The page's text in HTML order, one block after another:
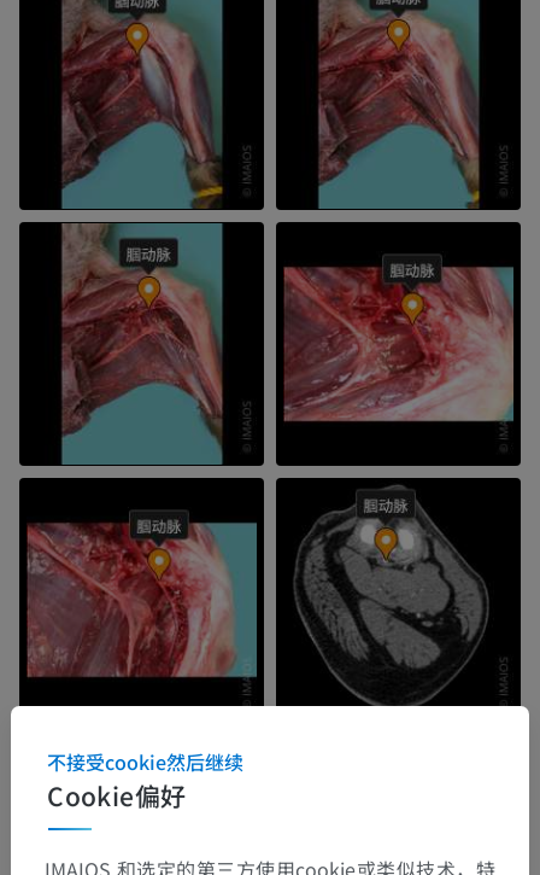
Cookie偏好
不接受cookie然后继续